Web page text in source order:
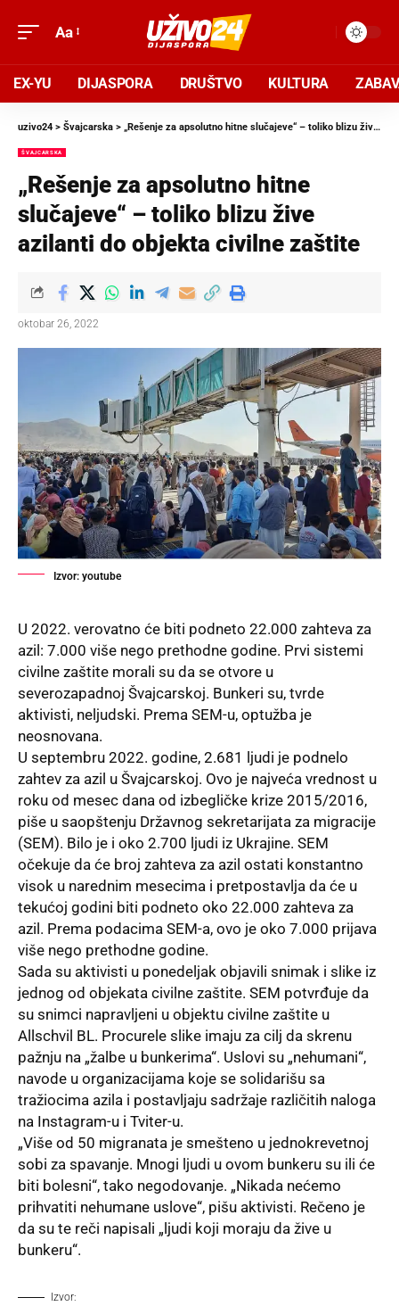
Aa
EX-YU DIJASPORA DRUŠTVO KULTURA
uzivo24 > Švajcarska > „Rešenje za apsolutno hitne slučajeve“ – toliko blizu žive azilanti do objekta civilne zaštite
ŠVAJCARSKA
„Rešenje za apsolutno hitne
slučajeve“ – toliko blizu žive
azilanti do objekta civilne zaštite
oktobar 26, 2022
Izvor: youtube
U 2022. verovatno će biti podneto 22.000 zahteva za
azil: 7.000 više nego prethodne godine. Prvi sistemi
civilne zaštite morali su da se otvore u
severozapadnoj Švajcarskoj. Bunkeri su, tvrde
aktivisti, neljudski. Prema SEM-u, optužba je
neosnovana.
U septembru 2022. godine, 2.681 ljudi je podnelo
zahtev za azil u Švajcarskoj. Ovo je najveća vrednost u
roku od mesec dana od izbegličke krize 2015/2016,
piše u saopštenju Državnog sekretarijata za migracije
(SEM). Bilo je i oko 2.700 ljudi iz Ukrajine. SEM
očekuje da će broj zahteva za azil ostati konstantno
visok u narednim mesecima i pretpostavlja da će u
tekućoj godini biti podneto oko 22.000 zahteva za
azil. Prema podacima SEM-a, ovo je oko 7.000 prijava
više nego prethodne godine.
Sada su aktivisti u ponedeljak objavili snimak i slike iz
jednog od objekata civilne zaštite. SEM potvrđuje da
su snimci napravljeni u objektu civilne zaštite u
Allschvil BL. Procurele slike imaju za cilj da skrenu
pažnju na „žalbe u bunkerima“. Uslovi su „nehumani“,
navode u organizacijama koje se solidarišu sa
tražiocima azila i postavljaju sadržaje različitih naloga
na Instagram-u i Tviter-u.
„Više od 50 migranata je smešteno u jednokrevetnoj
sobi za spavanje. Mnogi ljudi u ovom bunkeru su ili će
biti bolesni“, tako negodovanje. „Nikada nećemo
prihvatiti nehumane uslove“, pišu aktivisti. Rečeno je
da su te reči napisali „ljudi koji moraju da žive u
bunkeru“.
Izvor: